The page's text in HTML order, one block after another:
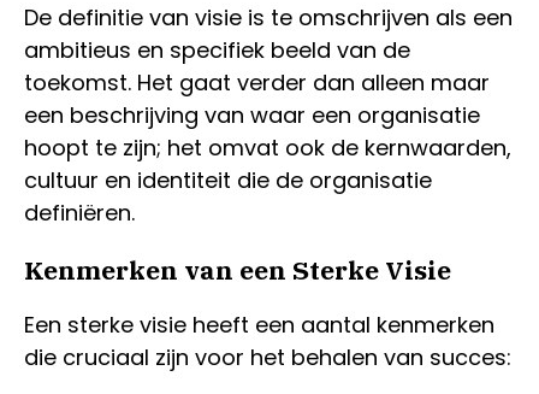
De definitie van visie is te omschrijven als een
ambitieus en specifiek beeld van de
toekomst. Het gaat verder dan alleen maar
een beschrijving van waar een organisatie
hoopt te zijn; het omvat ook de kernwaarden,
cultuur en identiteit die de organisatie
definiëren.
Kenmerken van een Sterke Visie
Een sterke visie heeft een aantal kenmerken
die cruciaal zijn voor het behalen van succes: